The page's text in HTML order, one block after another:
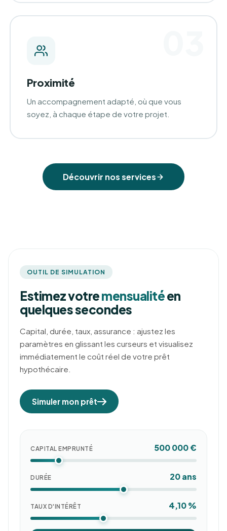
Proximité
Un accompagnement adapté, où que vous
soyez, à chaque étape de votre projet.
Découvrir nos services
OUTIL DE SIMULATION
Estimez votremensualitéen
quelques secondes
Capital, durée, taux, assurance : ajustez les
paramètres en glissant les curseurs et visualisez
immédiatement le coût réel de votre prêt
hypothécaire.
Simuler mon prêt
CAPITAL EMPRUNTÉ 500 000 €
DURÉE 20 ans
TAUX D'INTÉRÊT 4,10 %